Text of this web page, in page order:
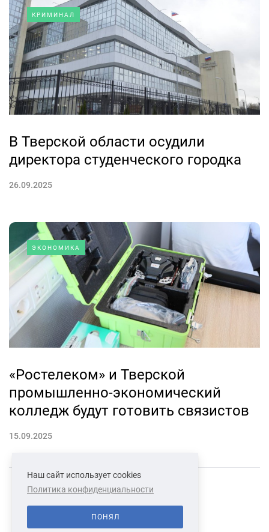
КРИМИНАЛ
В Тверской области осудили
директора студенческого городка
26.09.2025
ЭКОНОМИКА
«Ростелеком» и Тверской
промышленно-экономический
колледж будут готовить связистов
15.09.2025
СВЯЗАТЬСЯ С НАМИ О НАС
Наш сайт использует cookies
Политика конфиденциальности
ПОНЯЛ